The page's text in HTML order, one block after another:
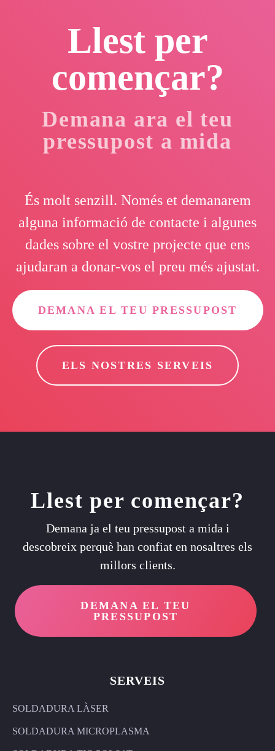
Llest per
començar?
Demana ara el teu
pressupost a mida
És molt senzill. Només et demanarem
alguna informació de contacte i algunes
dades sobre el vostre projecte que ens
ajudaran a donar-vos el preu més ajustat.
DEMANA EL TEU PRESSUPOST
ELS NOSTRES SERVEIS
Llest per començar?
Demana ja el teu pressupost a mida i
descobreix perquè han confiat en nosaltres els
millors clients.
DEMANA EL TEU
PRESSUPOST
SERVEIS
SOLDADURA LÀSER
SOLDADURA MICROPLASMA